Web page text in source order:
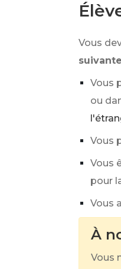
Vous
Vous
ou
Vous
Vous
pour
Vous
À
Vous